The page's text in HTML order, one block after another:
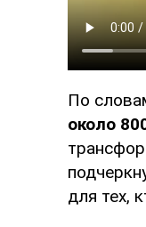
По
около
для тех,